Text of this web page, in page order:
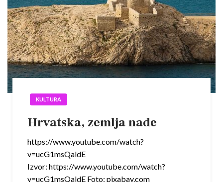
KULTURA
Hrvatska, zemlja nade
https://www.youtube.com/watch?
v=ucG1msQaldE
Izvor: https://www.youtube.com/watch?
v=ucG1msQaldE Foto: pixabay.com